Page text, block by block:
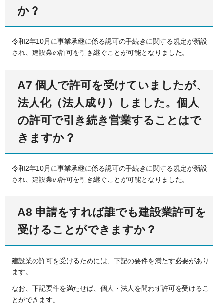
か？
令和2年10月に事業承継に係る認可の手続きに関する規定が新設
され、建設業の許可を引き継ぐことが可能となりました。
A7 個人で許可を受けていましたが、
法人化（法人成り）しました。個人
の許可で引き続き営業することはで
きますか？
令和2年10月に事業承継に係る認可の手続きに関する規定が新設
され、建設業の許可を引き継ぐことが可能となりました。
A8 申請をすれば誰でも建設業許可を
受けることができますか？
建設業の許可を受けるためには、下記の要件を満たす必要があり
ます。
なお、下記要件を満たせば、個人・法人を問わず許可を受けるこ
とができます。